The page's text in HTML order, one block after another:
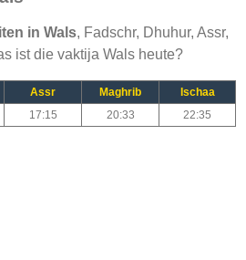
in Wals, Fadschr, Dhuhur, Assr,
ist die vaktija Wals heute?
Assr Maghrib
Ischaa
17:15 20:33 22:35